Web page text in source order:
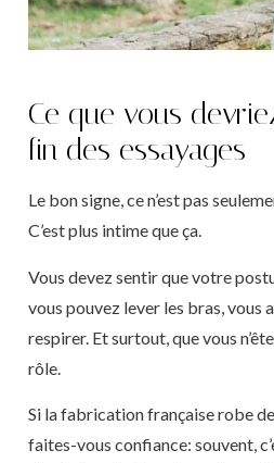
Ce que vous
fin des essayages
Le bon signe, ce n’est pas
C’est plus intime que ça.
Vous devez sentir que votre
vous pouvez lever les bras, vous
respirer. Et surtout, que vous
rôle.
Si la fabrication française robe
faites-vous confiance: souvent,